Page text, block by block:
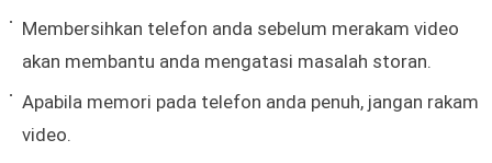
Membersihkan telefon anda sebelum merakam video
akan membantu anda mengatasi masalah storan.
Apabila memori pada telefon anda penuh, jangan rakam
video.